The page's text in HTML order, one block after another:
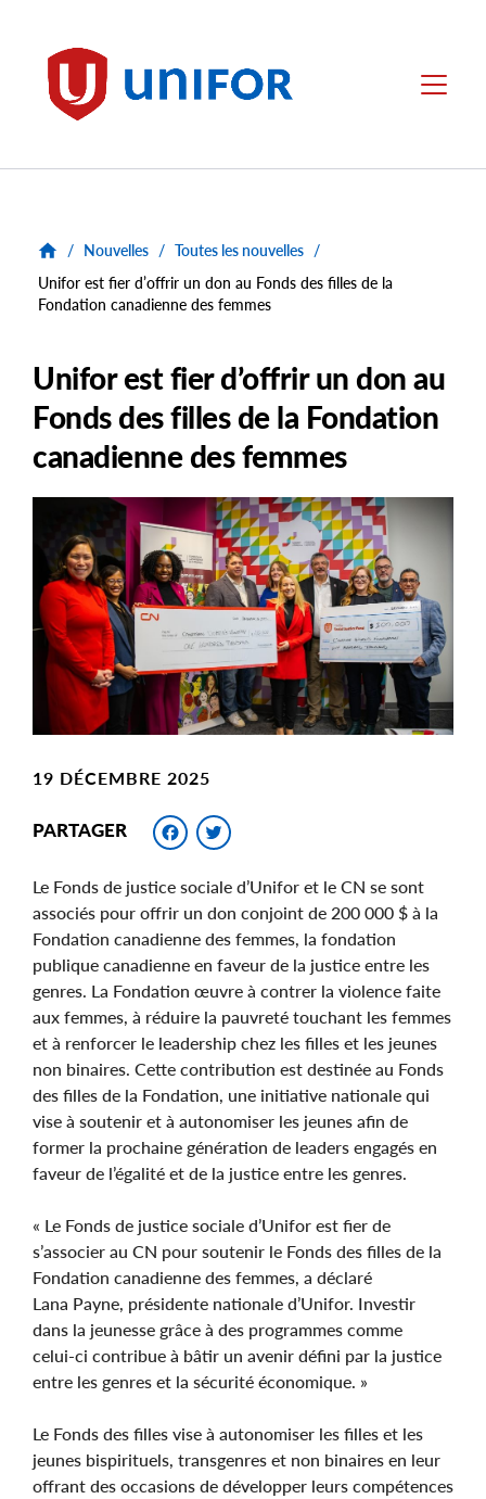
Unifor Menu
/ Nouvelles / Toutes les nouvelles /
Unifor est fier d’offrir un don au Fonds des filles de la
Fondation canadienne des femmes
Unifor est fier d’offrir un don au
Fonds des filles de la Fondation
canadienne des femmes
Main
Image
Image
19 DÉCEMBRE 2025
PARTAGER Facebook
Le Fonds de justice sociale d’Unifor et le CN se sont
associés pour offrir un don conjoint de 200 000 $ à la
Fondation canadienne des femmes, la fondation
publique canadienne en faveur de la justice entre les
genres. La Fondation œuvre à contrer la violence faite
aux femmes, à réduire la pauvreté touchant les femmes
et à renforcer le leadership chez les filles et les jeunes
non binaires. Cette contribution est destinée au Fonds
des filles de la Fondation, une initiative nationale qui
vise à soutenir et à autonomiser les jeunes afin de
former la prochaine génération de leaders engagés en
faveur de l’égalité et de la justice entre les genres.
« Le Fonds de justice sociale d’Unifor est fier de
s’associer au CN pour soutenir le Fonds des filles de la
Fondation canadienne des femmes, a déclaré
Lana Payne, présidente nationale d’Unifor. Investir
dans la jeunesse grâce à des programmes comme
celui‑ci contribue à bâtir un avenir défini par la justice
entre les genres et la sécurité économique. »
Le Fonds des filles vise à autonomiser les filles et les
jeunes bispirituels, transgenres et non binaires en leur
offrant des occasions de développer leurs compétences